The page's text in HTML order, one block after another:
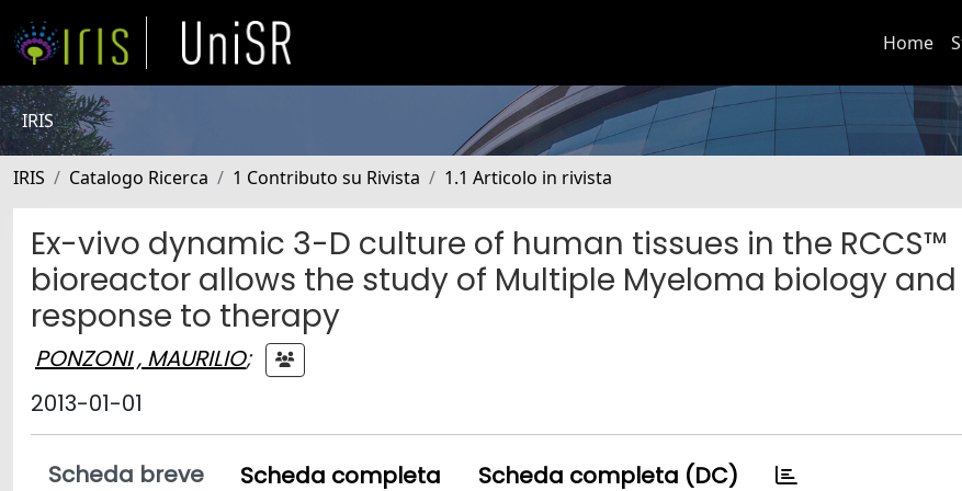
Home
IRIS
IRIS Catalogo Ricerca 1 Contributo su Rivista 1.1 Articolo in rivista
Ex-vivo dynamic 3-D culture of human tissues in the RCCS™
bioreactor allows the study of Multiple Myeloma biology and
response to therapy
PONZONI , MAURILIO;
2013-01-01
Scheda breve Scheda completa Scheda completa (DC)